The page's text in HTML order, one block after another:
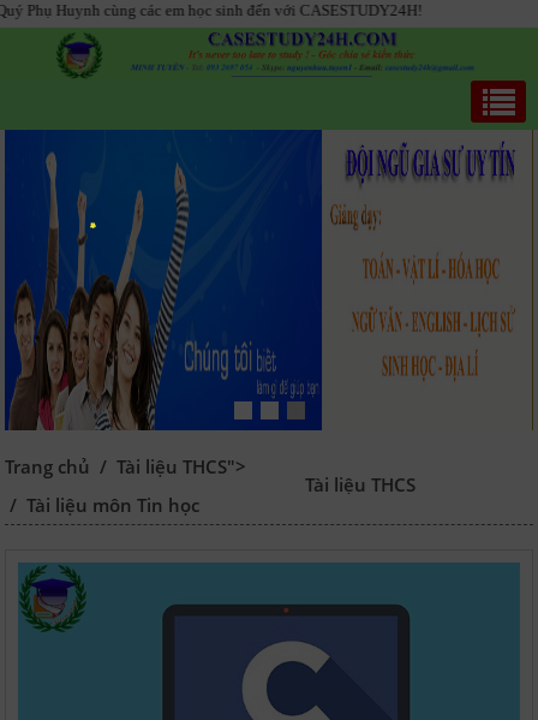
các em học sinh đến với CASESTUDY24H!
Trang chủ /Tài liệu THCS">
Tài liệu THCS
/Tài liệu môn Tin học